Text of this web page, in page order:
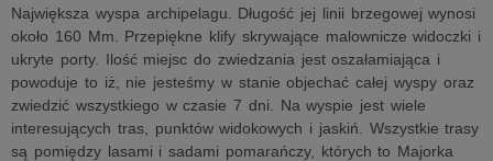
Największa wyspa archipelagu. Długość jej linii brzegowej wynosi
około 160 Mm. Przepiękne klify skrywające malownicze widoczki i
ukryte porty. Ilość miejsc do zwiedzania jest oszałamiająca i
powoduje to iż, nie jesteśmy w stanie objechać całej wyspy oraz
zwiedzić wszystkiego w czasie 7 dni. Na wyspie jest wiele
interesujących tras, punktów widokowych i jaskiń. Wszystkie trasy
są pomiędzy lasami i sadami pomarańczy, których to Majorka